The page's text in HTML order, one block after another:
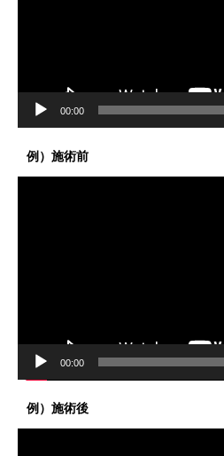
00:00
例）施術前
00:00
例）施術後